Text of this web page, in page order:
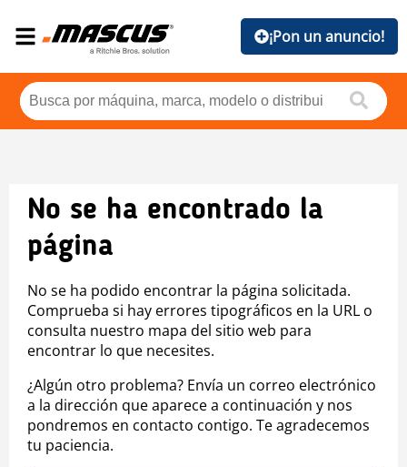
¡Pon un anuncio!
No se ha encontrado la
página
No se ha podido encontrar la página solicitada.
Comprueba si hay errores tipográficos en la URL o
consulta nuestro mapa del sitio web para
encontrar lo que necesites.
¿Algún otro problema? Envía un correo electrónico
a la dirección que aparece a continuación y nos
pondremos en contacto contigo. Te agradecemos
tu paciencia.